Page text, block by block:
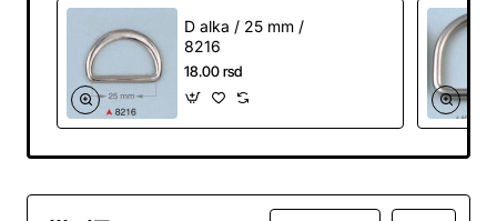
D alka / 25 mm /
8216
18.00 rsd